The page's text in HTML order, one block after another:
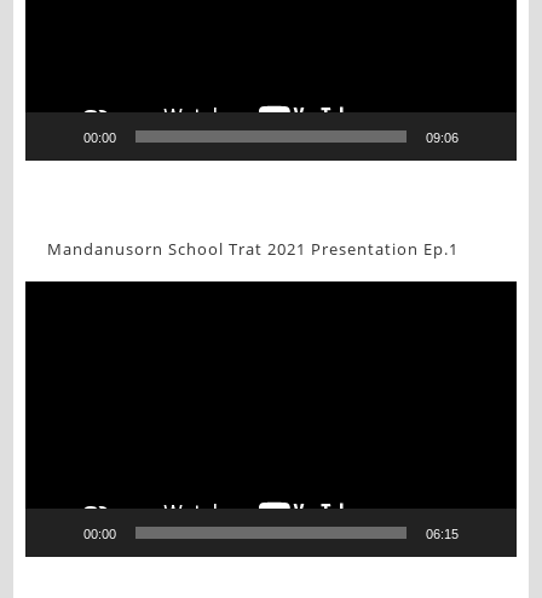
00:00 09:06
Mandanusorn School Trat 2021 Presentation Ep.1
00:00 06:15